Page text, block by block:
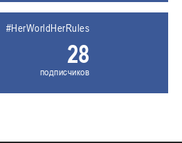
#HerWorldHerRules
28
подписчиков